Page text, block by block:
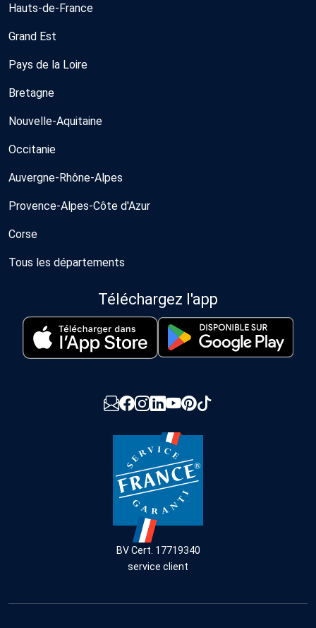
Hauts-de-France
Grand Est
Pays de la Loire
Bretagne
Nouvelle-Aquitaine
Occitanie
Auvergne-Rhône-Alpes
Provence-Alpes-Côte d'Azur
Corse
Tous les départements
Téléchargez l'app
BV Cert. 17719340
service client